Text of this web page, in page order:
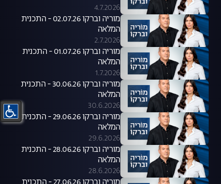
4.7.2026
מוריה וברקו 02.07.26 - התכנית
המלאה
2.7.2026
מוריה וברקו 01.07.26 - התכנית
המלאה
1.7.2026
מוריה וברקו 30.06.26 - התכנית
המלאה
30.6.2026
מוריה וברקו 29.06.26 - התכנית
המלאה
29.6.2026
מוריה וברקו 28.06.26 - התכנית
המלאה
28.6.2026